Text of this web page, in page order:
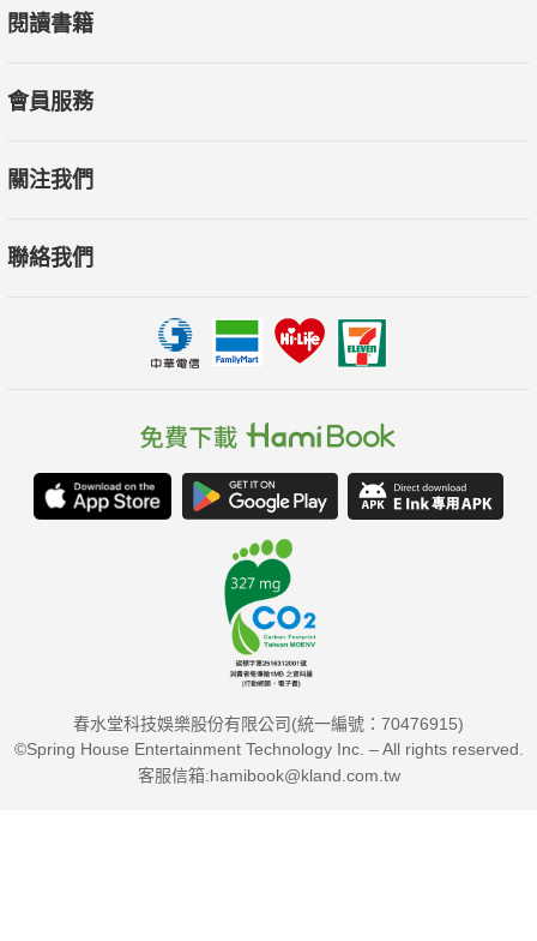
閱讀書籍
會員服務
關注我們
聯絡我們
春水堂科技娛樂股份有限公司(統一編號：70476915)
©Spring House Entertainment Technology Inc. – All rights reserved.
客服信箱:hamibook@kland.com.tw